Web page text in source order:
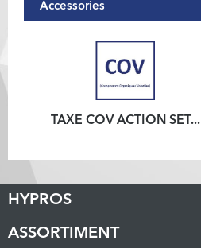
Accessories
TAXE COV ACTION SET...
HYPROS
ASSORTIMENT